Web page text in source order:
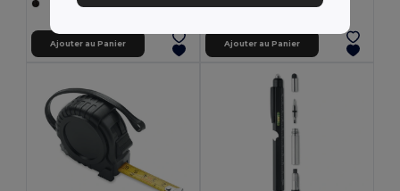
Ajouter au Panier Ajouter au Panier